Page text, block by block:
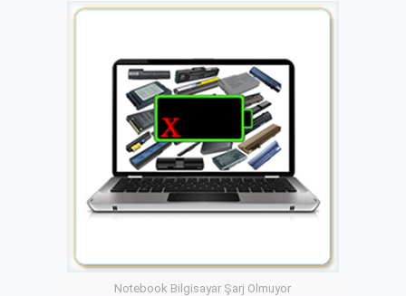
Notebook Bilgisayar Şarj Olmuyor